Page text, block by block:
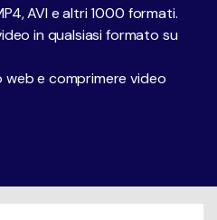
bisogno per aiutarti a
AVI e altri 1000 formati.
in qualsiasi formato su
e comprimere video